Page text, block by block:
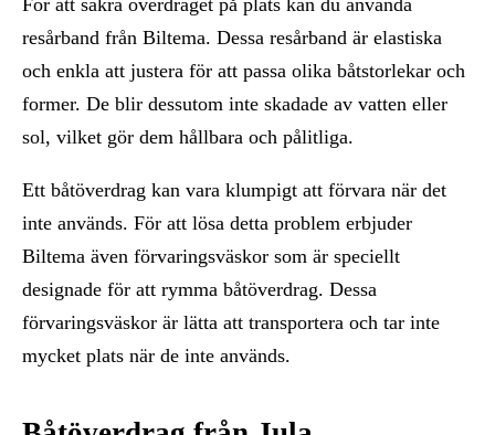
resårband från Biltema. Dessa resårband är elastiska
och enkla att justera för att passa olika båtstorlekar och
former. De blir dessutom inte skadade av vatten eller
sol, vilket gör dem hållbara och pålitliga.
Ett båtöverdrag kan vara klumpigt att förvara när det
inte används. För att lösa detta problem erbjuder
Biltema även förvaringsväskor som är speciellt
designade för att rymma båtöverdrag. Dessa
förvaringsväskor är lätta att transportera och tar inte
mycket plats när de inte används.